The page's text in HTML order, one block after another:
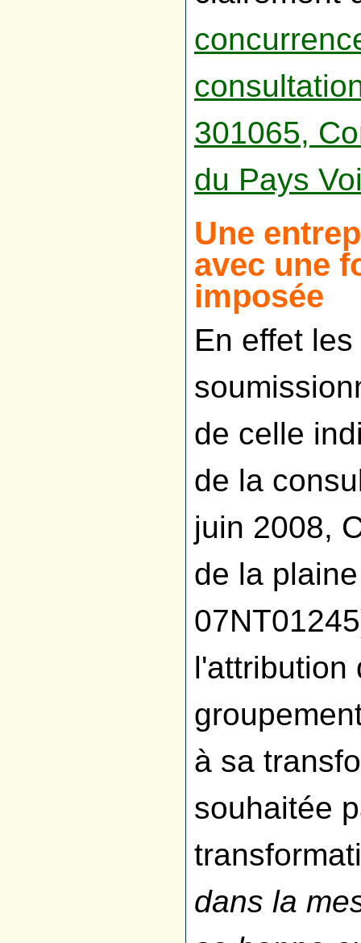
301065,
du Pays
Une
avec une
imposée
En effet
de celle
de la
juin 2008,
de la
l'attribution
à sa
souhaitée
dans la